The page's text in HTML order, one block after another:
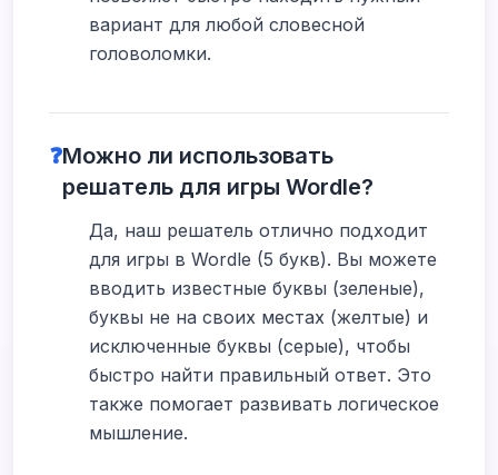
вариант для любой словесной
головоломки.
❓Можно ли использовать
решатель для игры Wordle?
Да, наш решатель отлично подходит
для игры в Wordle (5 букв). Вы можете
вводить известные буквы (зеленые),
буквы не на своих местах (желтые) и
исключенные буквы (серые), чтобы
быстро найти правильный ответ. Это
также помогает развивать логическое
мышление.